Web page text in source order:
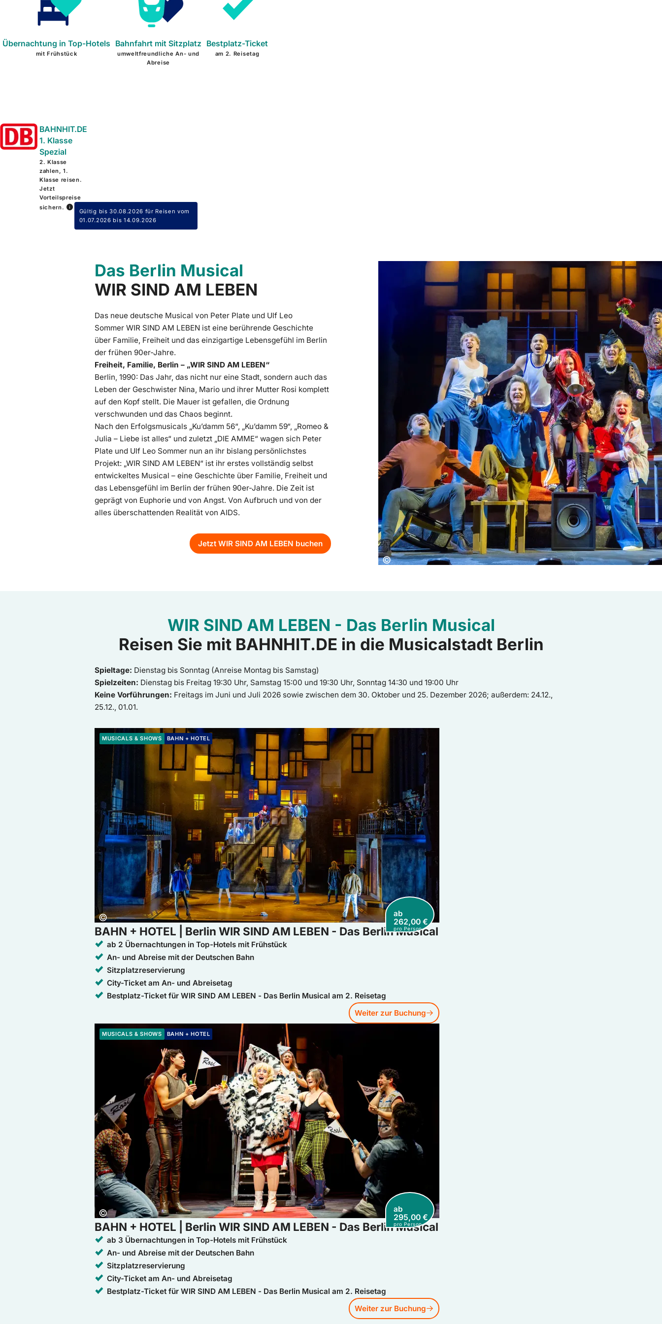
Übernachtung in Top-Hotels
mit Frühstück
Bahnfahrt mit Sitzplatz
umweltfreundliche An- und
Abreise
Bestplatz-Ticket
am 2. Reisetag
BAHNHIT.DE
1. Klasse
Spezial
2. Klasse
zahlen, 1.
Klasse reisen.
Jetzt
Vorteilspreise
sichern.
Gültig bis 30.08.2026 für Reisen vom
01.07.2026 bis 14.09.2026
Copyright:
©
Das Berlin Musical
WIR SIND AM LEBEN
Das neue deutsche Musical von Peter Plate und Ulf Leo
Sommer WIR SIND AM LEBEN ist eine berührende Geschichte
über Familie, Freiheit und das einzigartige Lebensgefühl im Berlin
der frühen 90er-Jahre.
Freiheit, Familie, Berlin – „WIR SIND AM LEBEN“
Berlin, 1990: Das Jahr, das nicht nur eine Stadt, sondern auch das
Leben der Geschwister Nina, Mario und ihrer Mutter Rosi komplett
auf den Kopf stellt. Die Mauer ist gefallen, die Ordnung
verschwunden und das Chaos beginnt.
Nach den Erfolgsmusicals „Ku’damm 56“, „Ku’damm 59“, „Romeo &
Julia – Liebe ist alles“ und zuletzt „DIE AMME“ wagen sich Peter
Plate und Ulf Leo Sommer nun an ihr bislang persönlichstes
Projekt: „WIR SIND AM LEBEN“ ist ihr erstes vollständig selbst
entwickeltes Musical – eine Geschichte über Familie, Freiheit und
das Lebensgefühl im Berlin der frühen 90er-Jahre. Die Zeit ist
geprägt von Euphorie und von Angst. Von Aufbruch und von der
alles überschattenden Realität von AIDS.
Jetzt WIR SIND AM LEBEN buchen
WIR SIND AM LEBEN - Das Berlin Musical
Reisen Sie mit BAHNHIT.DE in die Musicalstadt Berlin
Spieltage: Dienstag bis Sonntag (Anreise Montag bis Samstag)
Spielzeiten: Dienstag bis Freitag 19:30 Uhr, Samstag 15:00 und 19:30 Uhr, Sonntag 14:30 und 19:00 Uhr
Keine Vorführungen: Freitags im Juni und Juli 2026 sowie zwischen dem 30. Oktober und 25. Dezember 2026; außerdem: 24.12.,
25.12., 01.01.
Copyright:
©
MUSICALS & SHOWS BAHN + HOTEL
ab
262,00 €
pro Person
BAHN + HOTEL | Berlin WIR SIND AM LEBEN - Das Berlin Musical
ab 2 Übernachtungen in Top-Hotels mit Frühstück
An- und Abreise mit der Deutschen Bahn
Sitzplatzreservierung
City-Ticket am An- und Abreisetag
Bestplatz-Ticket für WIR SIND AM LEBEN - Das Berlin Musical am 2. Reisetag
Weiter zur Buchung
Weiter zur Buchung: BAHN + HOTEL | Berlin WIR SIND AM LEBEN - Das Berlin Musical
Copyright:
©
MUSICALS & SHOWS BAHN + HOTEL
ab
295,00 €
pro Person
BAHN + HOTEL | Berlin WIR SIND AM LEBEN - Das Berlin Musical
ab 3 Übernachtungen in Top-Hotels mit Frühstück
An- und Abreise mit der Deutschen Bahn
Sitzplatzreservierung
City-Ticket am An- und Abreisetag
Bestplatz-Ticket für WIR SIND AM LEBEN - Das Berlin Musical am 2. Reisetag
Weiter zur Buchung
Weiter zur Buchung: BAHN + HOTEL | Berlin WIR SIND AM LEBEN - Das Berlin Musical